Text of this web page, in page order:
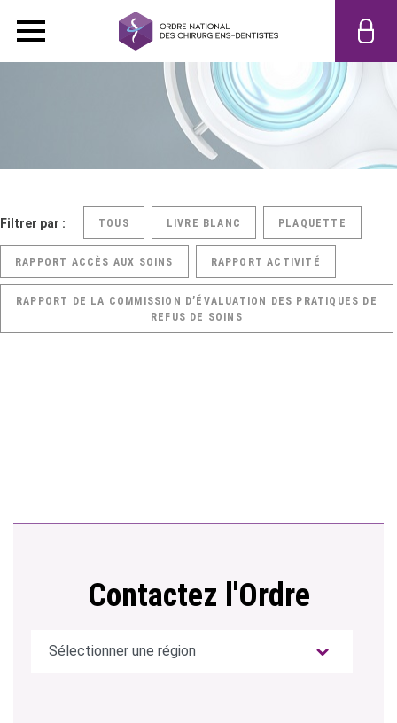
Filtrer par : TOUS LIVRE BLANC PLAQUETTE
RAPPORT ACCÈS AUX SOINS RAPPORT ACTIVITÉ
RAPPORT DE LA COMMISSION D’ÉVALUATION DES PRATIQUES DE
REFUS DE SOINS
Contactez l'Ordre